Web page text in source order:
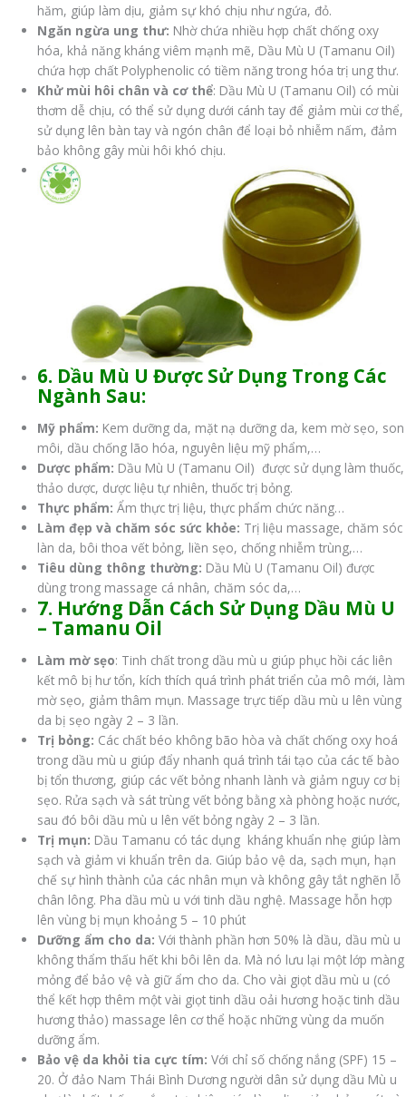
hăm, giúp làm dịu, giảm sự khó chịu như ngứa, đỏ.
Ngăn ngừa ung thư: Nhờ chứa nhiều hợp chất chống oxy
hóa, khả năng kháng viêm mạnh mẽ, Dầu Mù U (Tamanu Oil)
chứa hợp chất Polyphenolic có tiềm năng trong hóa trị ung thư.
Khử mùi hôi chân và cơ thể: Dầu Mù U (Tamanu Oil) có mùi
thơm dễ chịu, có thể sử dụng dưới cánh tay để giảm mùi cơ thể,
sử dụng lên bàn tay và ngón chân để loại bỏ nhiễm nấm, đảm
bảo không gây mùi hôi khó chịu.
6. Dầu Mù U Được Sử Dụng Trong Các
Ngành Sau:
Mỹ phẩm: Kem dưỡng da, mặt nạ dưỡng da, kem mờ sẹo, son
môi, dầu chống lão hóa, nguyên liệu mỹ phẩm,…
Dược phẩm: Dầu Mù U (Tamanu Oil) được sử dụng làm thuốc,
thảo dược, dược liệu tự nhiên, thuốc trị bỏng.
Thực phẩm: Ẩm thực trị liệu, thực phẩm chức năng…
Làm đẹp và chăm sóc sức khỏe: Trị liệu massage, chăm sóc
làn da, bôi thoa vết bỏng, liền sẹo, chống nhiễm trùng,…
Tiêu dùng thông thường: Dầu Mù U (Tamanu Oil) được
dùng trong massage cá nhân, chăm sóc da,…
7. Hướng Dẫn Cách Sử Dụng Dầu Mù U
– Tamanu Oil
Làm mờ sẹo: Tinh chất trong dầu mù u giúp phục hồi các liên
kết mô bị hư tổn, kích thích quá trình phát triển của mô mới, làm
mờ sẹo, giảm thâm mụn. Massage trực tiếp dầu mù u lên vùng
da bị sẹo ngày 2 – 3 lần.
Trị bỏng: Các chất béo không bão hòa và chất chống oxy hoá
trong dầu mù u giúp đẩy nhanh quá trình tái tạo của các tế bào
bị tổn thương, giúp các vết bỏng nhanh lành và giảm nguy cơ bị
sẹo. Rửa sạch và sát trùng vết bỏng bằng xà phòng hoặc nước,
sau đó bôi dầu mù u lên vết bỏng ngày 2 – 3 lần.
Trị mụn: Dầu Tamanu có tác dụng kháng khuẩn nhẹ giúp làm
sạch và giảm vi khuẩn trên da. Giúp bảo vệ da, sạch mụn, hạn
chế sự hình thành của các nhân mụn và không gây tắt nghẽn lỗ
chân lông. Pha dầu mù u với tinh dầu nghệ. Massage hỗn hợp
lên vùng bị mụn khoảng 5 – 10 phút
Dưỡng ẩm cho da:Với thành phần hơn 50% là dầu, dầu mù u
không thẩm thấu hết khi bôi lên da. Mà nó lưu lại một lớp màng
mỏng để bảo vệ và giữ ẩm cho da. Cho vài giọt dầu mù u (có
thể kết hợp thêm một vài giọt tinh dầu oải hương hoặc tinh dầu
hương thảo) massage lên cơ thể hoặc những vùng da muốn
dưỡng ẩm.
Bảo vệ da khỏi tia cực tím:Với chỉ số chống nắng (SPF) 15 –
20. Ở đảo Nam Thái Bình Dương người dân sử dụng dầu Mù u